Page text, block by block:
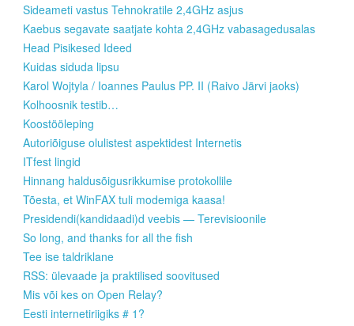
Sideameti vastus Tehnokratile 2,4GHz asjus
Kaebus segavate saatjate kohta 2,4GHz vabasagedusalas
Head Pisikesed Ideed
Kuidas siduda lipsu
Karol Wojtyla / Ioannes Paulus PP. II (Raivo Järvi jaoks)
Kolhoosnik testib…
Koostööleping
Autoriõiguse olulistest aspektidest Internetis
ITfest lingid
Hinnang haldusõigusrikkumise protokollile
Tõesta, et WinFAX tuli modemiga kaasa!
Presidendi(kandidaadi)d veebis — Terevisioonile
So long, and thanks for all the fish
Tee ise taldriklane
RSS: ülevaade ja praktilised soovitused
Mis või kes on Open Relay?
Eesti internetiriigiks # 1?